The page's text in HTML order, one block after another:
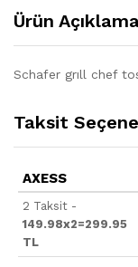
Ürün
Schafer grıll chef
Taksit
AXESS
2 Taksit -
149.98x2=299.95
TL